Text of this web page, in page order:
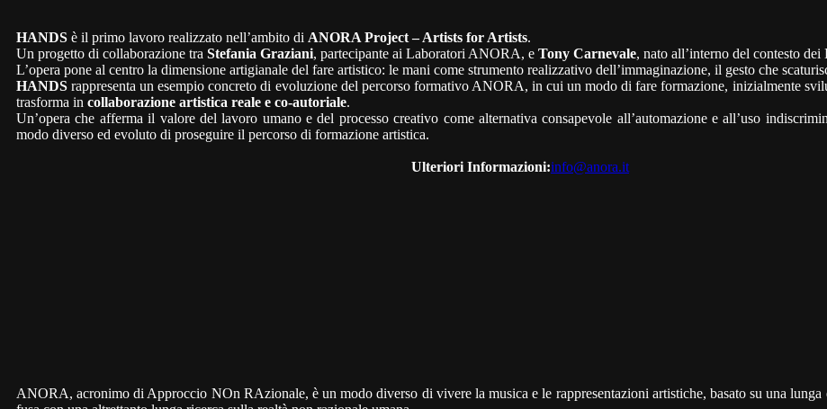
HANDS è il primo lavoro realizzato nell’ambito di ANORA Project – Artists for Artists.
Un progetto di collaborazione tra Stefania Graziani, partecipante ai Laboratori ANORA, e Tony Carnevale, nato all’interno del contesto dei
L’opera pone al centro la dimensione artigianale del fare artistico: le mani come strumento realizzativo dell’immaginazione, il gesto che
HANDS rappresenta un esempio concreto di evoluzione del percorso formativo ANORA, in cui un modo di fare formazione, inizialmente
trasforma in collaborazione artistica reale e co-autoriale.
Un’opera che afferma il valore del lavoro umano e del processo creativo come alternativa consapevole all’automazione e all’uso
modo diverso ed evoluto di proseguire il percorso di formazione artistica.
Ulteriori Informazioni:info@anora.it
ANORA, acronimo di Approccio NOn RAzionale, è un modo diverso di vivere la musica e le rappresentazioni artistiche, basato su una lunga